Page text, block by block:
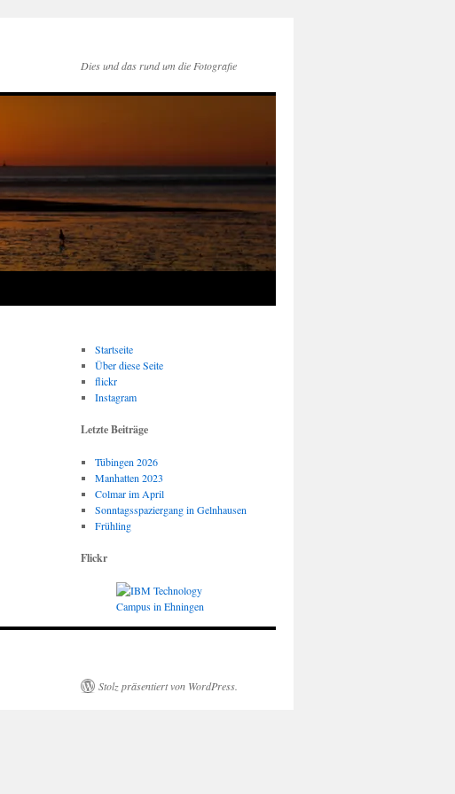
Dies und das rund um die Fotografie
Startseite
Über diese Seite
flickr
Instagram
Letzte Beiträge
Tübingen 2026
Manhatten 2023
Colmar im April
Sonntagsspaziergang in Gelnhausen
Frühling
Flickr
Stolz präsentiert von WordPress.